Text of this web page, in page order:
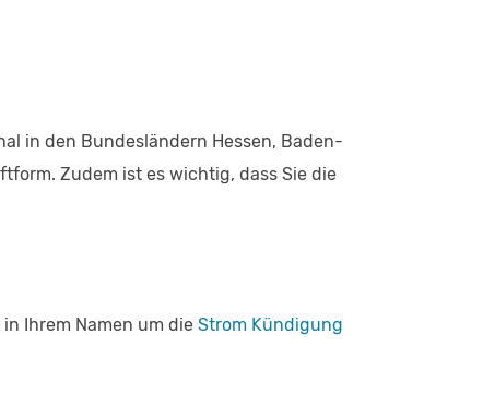
in den Bundesländern Hessen, Baden-
Zudem ist es wichtig, dass Sie die
Ihrem Namen um die Strom Kündigung